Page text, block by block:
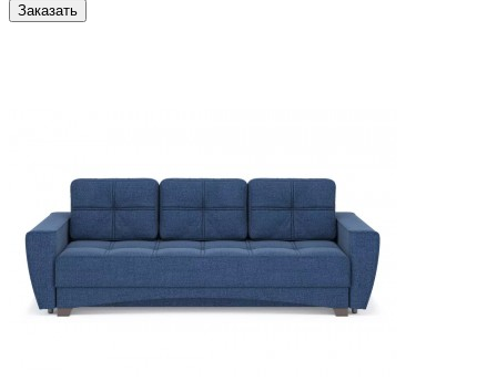
Заказать